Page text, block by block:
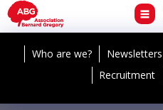
Who are we? Newsletters
Recruitment